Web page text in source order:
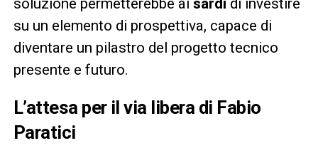
su un elemento di prospettiva, capace di
diventare un pilastro del progetto tecnico
presente e futuro.
L’attesa per il via libera di Fabio
Paratici